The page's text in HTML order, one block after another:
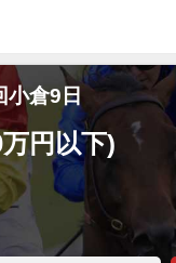
小倉9日
円以下)